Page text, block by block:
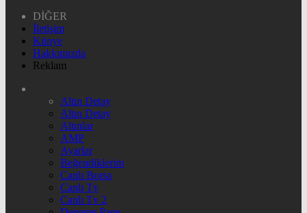
DİĞER
İletişim
Künye
Hakkımızda
Reklam
Altın Detay
Altın Detay
Altınlar
AMP
Ayarlar
Beğendiklerim
Canlı Borsa
Canlı Tv
Canlı Tv 2